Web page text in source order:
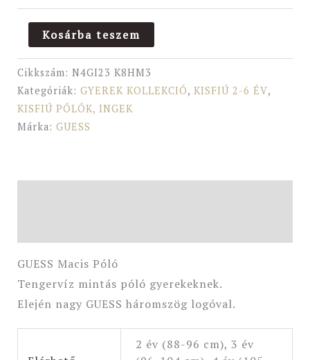
Kosárba teszem
Cikkszám: N4GI23 K8HM3
Kategóriák: GYEREK KOLLEKCIÓ, KISFIÚ 2-6 ÉV,
KISFIÚ PÓLÓK, INGEK
Márka: GUESS
GUESS Macis Póló
Tengervíz mintás póló gyerekeknek.
Elején nagy GUESS háromszög logóval.
2 év (88-96 cm), 3 év